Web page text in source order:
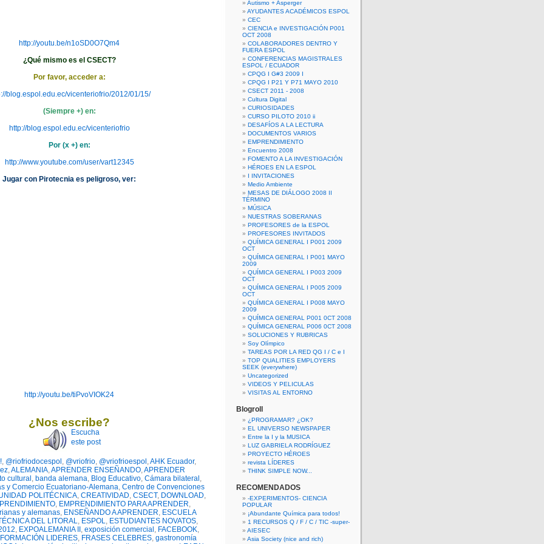
http://youtu.be/n1oSD0O7Qm4
¿Qué mismo es el CSECT?
Por favor, acceder a:
blog.espol.edu.ec/vicenteriofrio/2012/01/15/
(Siempre +) en:
http://blog.espol.edu.ec/vicenteriofrio
Por (x +) en:
http://www.youtube.com/user/vart12345
Jugar con Pirotecnia es peligroso, ver:
http://youtu.be/tiPvoVIOK24
¿Nos escribe?
Escucha
este post
, @riofriodocespol , @vriofrio, @vriofrioespol ,AHK Ecuador,
,ALEMANIA,APRENDER ENSEÑANDO,APRENDER
cultural , banda alemana, Blog Educativo, Cámara bilateral ,
y Comercio Ecuatoriano-Alemana, Centro de Convenciones
POLITÉCNICA, CREATIVIDAD, CSECT, DOWNLOAD,
, EMPRENDIMIENTO PARA APRENDER,
y alemanas, ENSEÑANDO A APRENDER, ESCUELA
DEL LITORAL, ESPOL, ESTUDIANTES NOVATOS,
, EXPOALEMANIA II , exposición comercial , FACEBOOK,
FORMACIÓN LIDERES, FRASES CELEBRES, gastronomía
Autismo + Asperger
AYUDANTES ACADÉMICOS ESPOL
CEC
CIENCIA e INVESTIGACIÓN P001
OCT 2008
COLABORADORES DENTRO Y
FUERA ESPOL
CONFERENCIAS MAGISTRALES
ESPOL / ECUADOR
CPQG I G#3 2009 I
CPQG I P21 Y P71 MAYO 2010
CSECT 2011 - 2008
Cultura Digital
CURIOSIDADES
CURSO PILOTO 2010 ii
DESAFÍOS A LA LECTURA
DOCUMENTOS VARIOS
EMPRENDIMIENTO
Encuentro 2008
FOMENTO A LA INVESTIGACIÓN
HÉROES EN LA ESPOL
I INVITACIONES
Medio Ambiente
MESAS DE DIÁLOGO 2008 II
TÉRMINO
MÚSICA
NUESTRAS SOBERANAS
PROFESORES de la ESPOL
PROFESORES INVITADOS
QUÍMICA GENERAL I P001 2009
OCT
QUÍMICA GENERAL I P001 MAYO
2009
QUÍMICA GENERAL I P003 2009
OCT
QUÍMICA GENERAL I P005 2009
OCT
QUÍMICA GENERAL I P008 MAYO
2009
QUÍMICA GENERAL P001 0CT 2008
QUÍMICA GENERAL P006 0CT 2008
SOLUCIONES Y RUBRICAS
Soy Olímpico
TAREAS POR LA RED QG I / C e I
TOP QUALITIES EMPLOYERS
SEEK (everywhere)
Uncategorized
VIDEOS Y PELICULAS
VISITAS AL ENTORNO
Blogroll
¿PROGRAMAR? ¿OK?
EL UNIVERSO NEWSPAPER
Entre la I y la MUSICA
LUZ GABRIELA RODRÍGUEZ
PROYECTO HÉROES
revista LÍDERES
THINK SIMPLE NOW...
RECOMENDADOS
-EXPERIMENTOS- CIENCIA
POPULAR
¡Abundante Química para todos!
1 RECURSOS Q / F / C / TIC -super-
AIESEC
Asia Society (nice and rich)